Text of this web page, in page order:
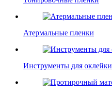
Атермальные пленки
Инструменты для оклейки